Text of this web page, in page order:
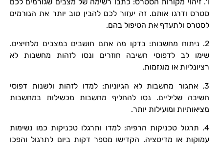
סטרס ודרגו אותם. זה יעזור לכם להבין טוב יותר את הגורמים
לסטרס ולתעדף את הטיפול בהם.
2. ניתוח מחשבות: בדקו מה אתם חושבים במצבים מלחיצים.
שימו לב לדפוסי חשיבה חוזרים ונסו לזהות מחשבות לא
רציונליות או מוגזמות.
3. אתגור מחשבות לא הגיוניות: למדו לזהות ולשנות דפוסי
חשיבה שליליים. נסו להחליף מחשבות מכשילות במחשבות
מציאותיות ומועילות יותר.
4. תרגול טכניקות הרפיה: למדו ותרגלו טכניקות כמו נשימות
עמוקות או מדיטציה. הקדישו מספר דקות ביום לתרגול והפכו